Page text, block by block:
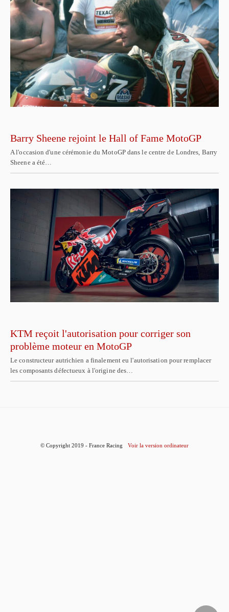
Barry Sheene rejoint le Hall of Fame MotoGP
A l'occasion d'une cérémonie du MotoGP dans le centre de Londres, Barry
Sheene a été…
KTM reçoit l'autorisation pour corriger son
problème moteur en MotoGP
Le constructeur autrichien a finalement eu l'autorisation pour remplacer
les composants défectueux à l'origine des…
© Copyright 2019 - France Racing Voir la version ordinateur